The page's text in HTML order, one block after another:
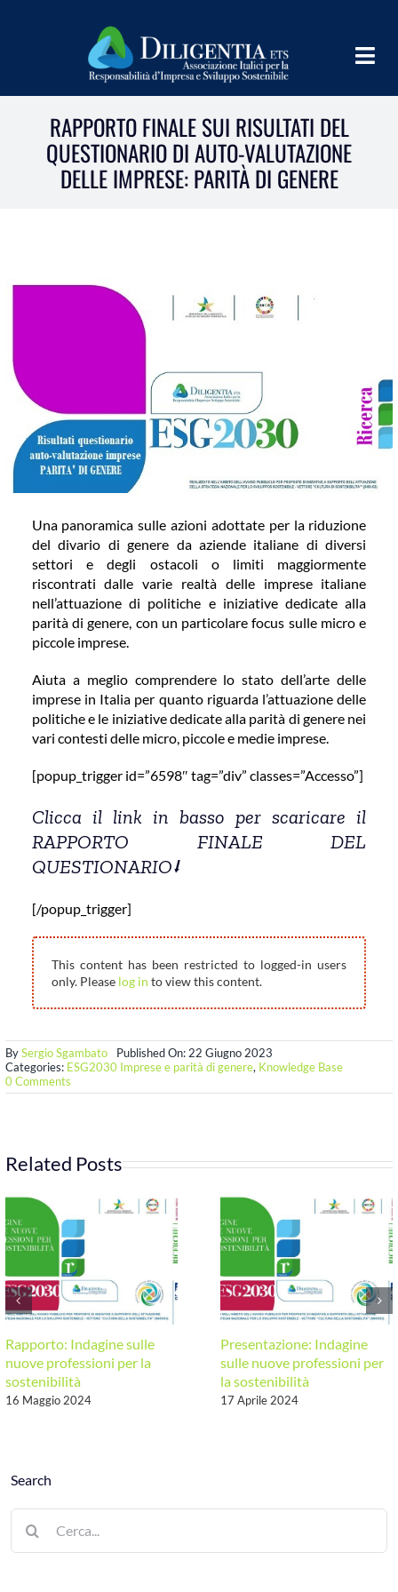
HOME
CHI SIAMO
IMPLEMENT
PROGRAMS
COMMUNITY
LOGIN
RAPPORTO FINALE SUI RISULTATI DEL
QUESTIONARIO DI AUTO-VALUTAZIONE
DELLE IMPRESE: PARITÀ DI GENERE
Una panoramica sulle azioni adottate per la riduzione
del divario di genere da aziende italiane di diversi
settori e degli ostacoli o limiti maggiormente
riscontrati dalle varie realtà delle imprese italiane
nell’attuazione di politiche e iniziative dedicate alla
parità di genere, con un particolare focus sulle micro e
piccole imprese.
Aiuta a meglio comprendere lo stato dell’arte delle
imprese in Italia per quanto riguarda l’attuazione delle
politiche e le iniziative dedicate alla parità di genere nei
vari contesti delle micro, piccole e medie imprese.
[popup_trigger id=”6598″ tag=”div” classes=”Accesso”]
Clicca il link in basso per scaricare il
RAPPORTO FINALE DEL
QUESTIONARIO⭣
[/popup_trigger]
This content has been restricted to logged-in users
only. Please log in to view this content.
BySergio Sgambato
Published On: 22 Giugno 2023
Categories: ESG2030 Imprese e parità di genere, Knowledge Base
0 Commentson
Rapporto
questionario
valutazione
delle
imprese:
Parità
di
genere
Related Posts
Rapporto: Indagine sulle
nuove professioni per la
sostenibilità
16 Maggio 2024
Presentazione: Indagine
sulle nuove professioni per
la sostenibilità
17 Aprile 2024
Search
Cerca
per: